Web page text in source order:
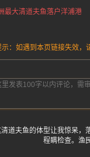
最大清道夫鱼落户洋浦港
示：如遇到本页链接失效，
道夫鱼的体型让我惊呆，
程瞒检查。渔